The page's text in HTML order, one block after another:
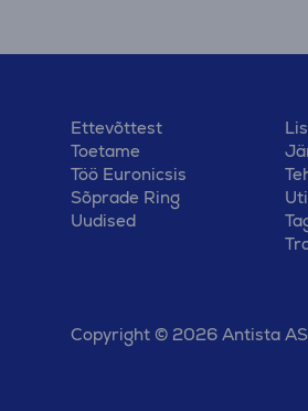
Ettevõttest
Toetame
Töö Euronicsis
Sõprade Ring
Uudised
Copyright © 2026 Antista